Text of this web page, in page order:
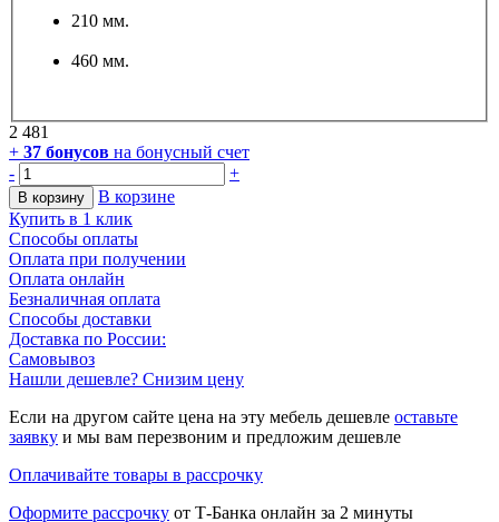
210 мм.
460 мм.
2 481
+ 37 бонусов на бонусный счет
-
+
В корзину
В корзине
Купить в 1 клик
Способы оплаты
Оплата при получении
Оплата онлайн
Безналичная оплата
Способы доставки
Доставка по России:
Самовывоз
Нашли дешевле? Снизим цену
Если на другом сайте цена на эту мебель дешевле оставьте
заявку и мы вам перезвоним и предложим дешевле
Оплачивайте товары в рассрочку
Оформите рассрочку от Т-Банка онлайн за 2 минуты